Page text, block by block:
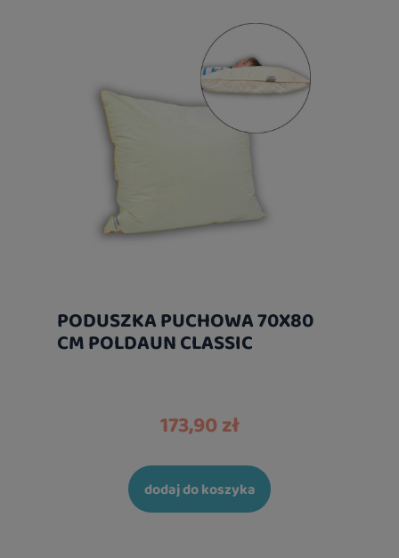
PODUSZKA PUCHOWA 70X80
CM POLDAUN CLASSIC
173,90 zł
dodaj do koszyka